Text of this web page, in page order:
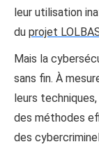
leur utilisation
du projet
Mais la
sans fin. À
leurs
des méthodes
des